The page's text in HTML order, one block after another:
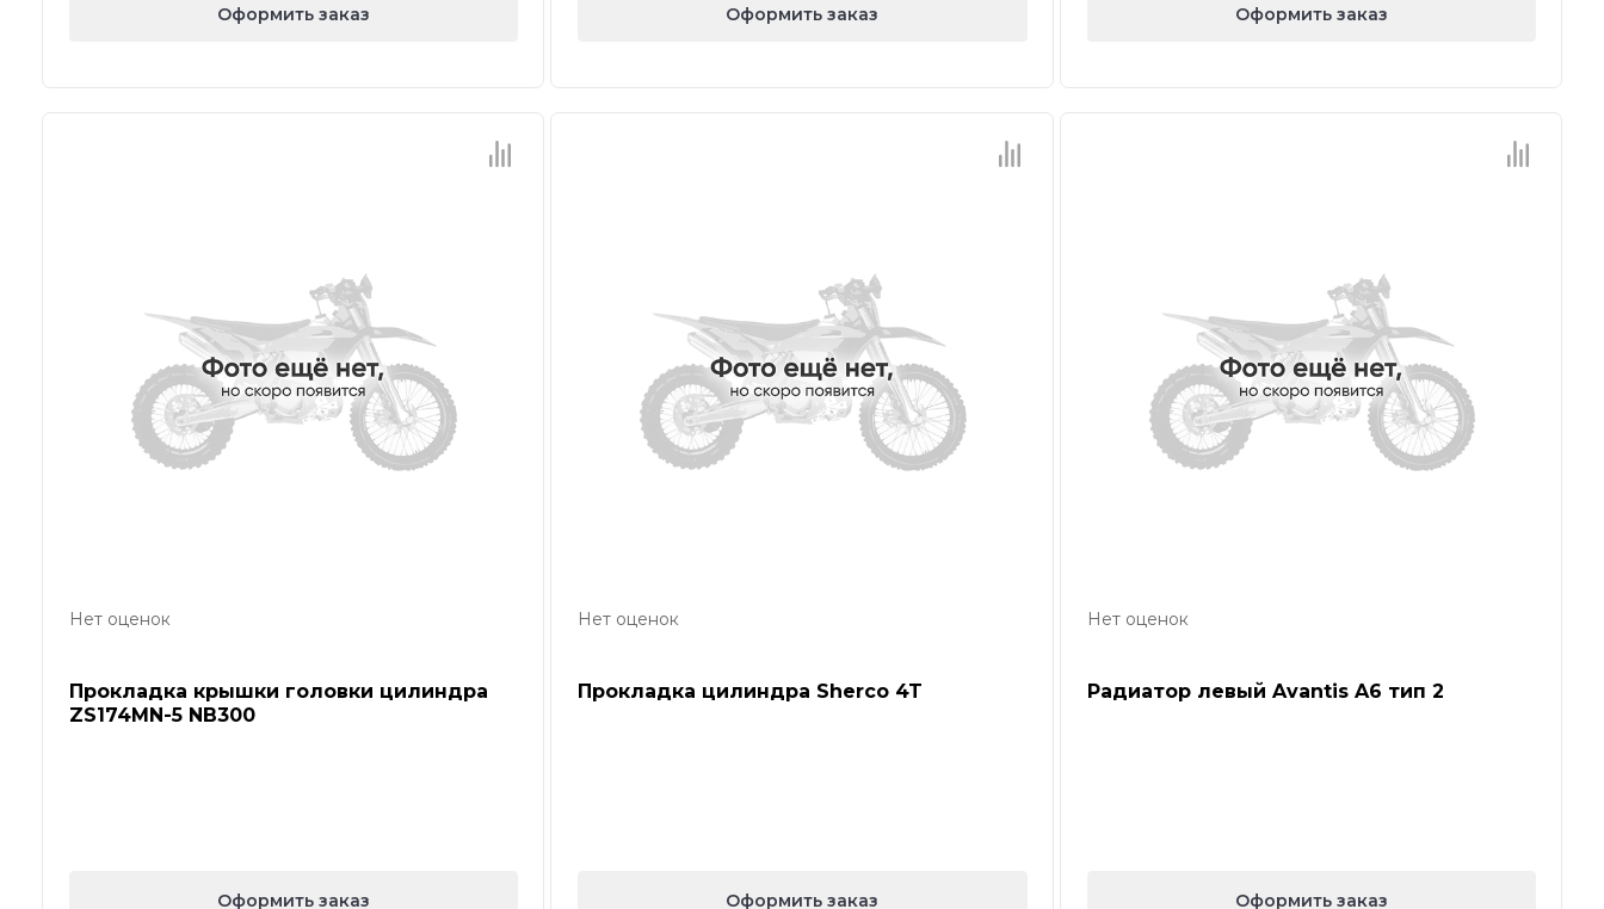
Оформить заказ Оформить заказ Оформить заказ
Нет оценок
Прокладка крышки головки цилиндра
ZS174MN-5 NB300
Оформить заказ
Нет оценок
Прокладка цилиндра Sherco 4T
Оформить заказ
Нет оценок
Радиатор левый Avantis A6 тип 2
Оформить заказ